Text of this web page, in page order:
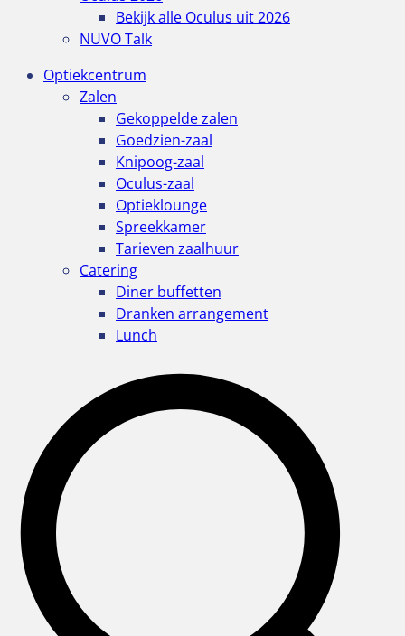
Bekijk alle Oculus uit 2026
NUVO Talk
Optiekcentrum
Zalen
Gekoppelde zalen
Goedzien-zaal
Knipoog-zaal
Oculus-zaal
Optieklounge
Spreekkamer
Tarieven zaalhuur
Catering
Diner buffetten
Dranken arrangement
Lunch